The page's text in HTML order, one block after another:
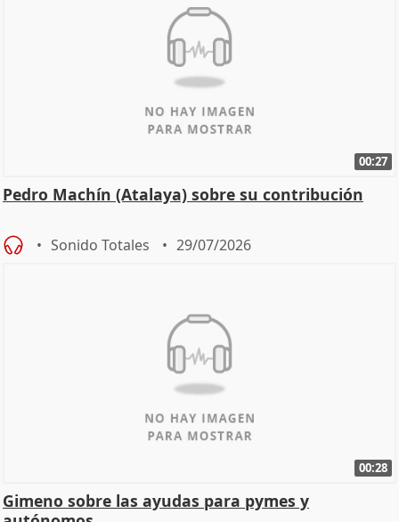
00:27
Pedro Machín (Atalaya) sobre su contribución
Sonido Totales 29/07/2026
00:28
Gimeno sobre las ayudas para pymes y